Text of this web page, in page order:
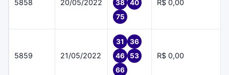
5858 20/05/2022
38
40
75
R$ 0,00
5859 21/05/2022
31
36
46
53
66
R$ 0,00